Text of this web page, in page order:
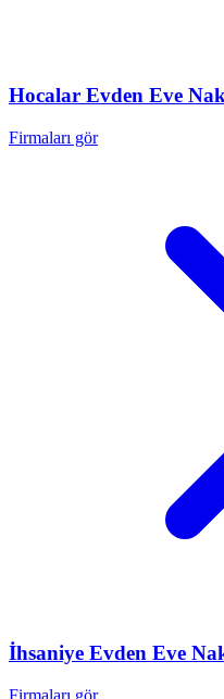
Hocalar Evden Eve
Firmaları gör
İhsaniye Evden Eve